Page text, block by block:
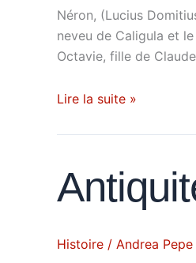
Néron, (Lucius
neveu de Caligula et
Octavie, fille de
Lire la suite »
Histoire / Andrea Pepe
Antiquité